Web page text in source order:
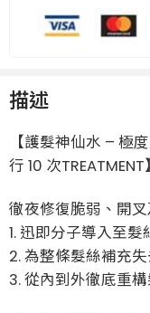
描述
【護髮神仙水 – 極
行 10 次TREATMENT】
徹夜修復脆弱、開
1. 迅即分子導入至髮
2. 為整條髮絲補充
3. 從內到外徹底重